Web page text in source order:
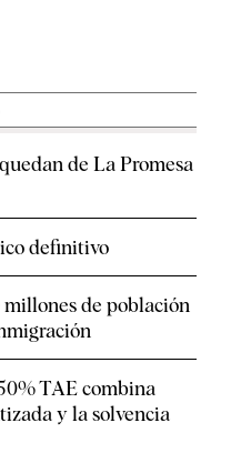
de La Promesa
definitivo
millones de población
TAE combina
y la solvencia